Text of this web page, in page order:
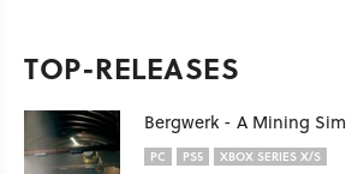
TOP-RELEASES
Bergwerk - A Mining Sim
PC PS5 XBOX SERIES X/S